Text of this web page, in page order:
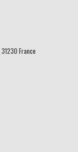
31230 France